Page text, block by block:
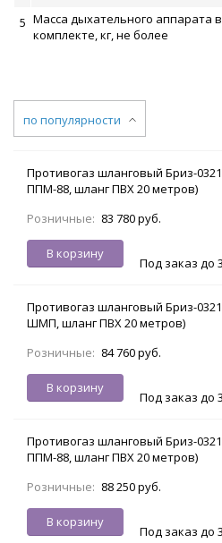
5 Масса дыхательного аппарата в
комплекте, кг, не более
по популярности
Противогаз шланговый Бриз-
ППМ-88, шланг ПВХ 20 метров)
Розничные: 83 780 руб.
В корзину
Под заказ до
Противогаз шланговый Бриз-
ШМП, шланг ПВХ 20 метров)
Розничные: 84 760 руб.
В корзину
Под заказ до
Противогаз шланговый Бриз-
ППМ-88, шланг ПВХ 20 метров)
Розничные: 88 250 руб.
В корзину
Под заказ до